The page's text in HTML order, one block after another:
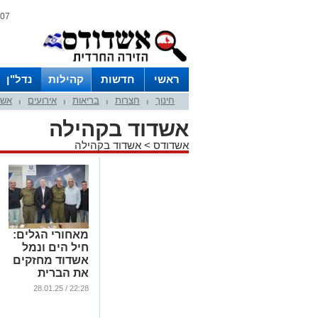
07 אוגוסט 2026 / 16:22
ראשי חדשות קהילות נדל"ן
חינוך חצרות בריאות אירועים
אשדוד בקהילה
אשדודס > אשדוד בקהילה
מאחורי הגלים:
חיל הים ונמל
אשדוד מחזקים
את הברית
האסטרטגית
22:28 / 28.01.25